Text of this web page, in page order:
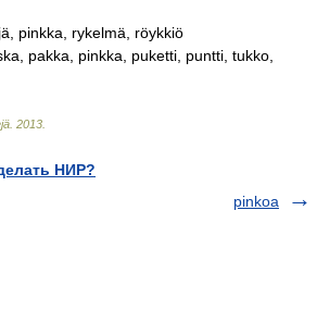
pinkka, rykelmä, röykkiö
pakka, pinkka, puketti, puntti, tukko,
2013
НИР?
pinkoa